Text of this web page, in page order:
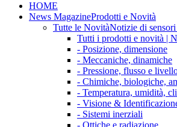
HOME
News MagazineProdotti e Novità
Tutte le NovitàNotizie di
Tutti i prodotti e novità |
- Posizione, dimensione
- Meccaniche, dinamiche
- Pressione, flusso e
- Chimiche, biologiche,
- Temperatura, umidità,
- Visione &
- Sistemi inerziali
- Ottiche e radiazione